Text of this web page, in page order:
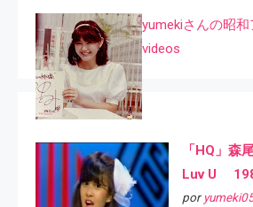
yumekiさんの昭
videos
「HQ」森
Luv U
por